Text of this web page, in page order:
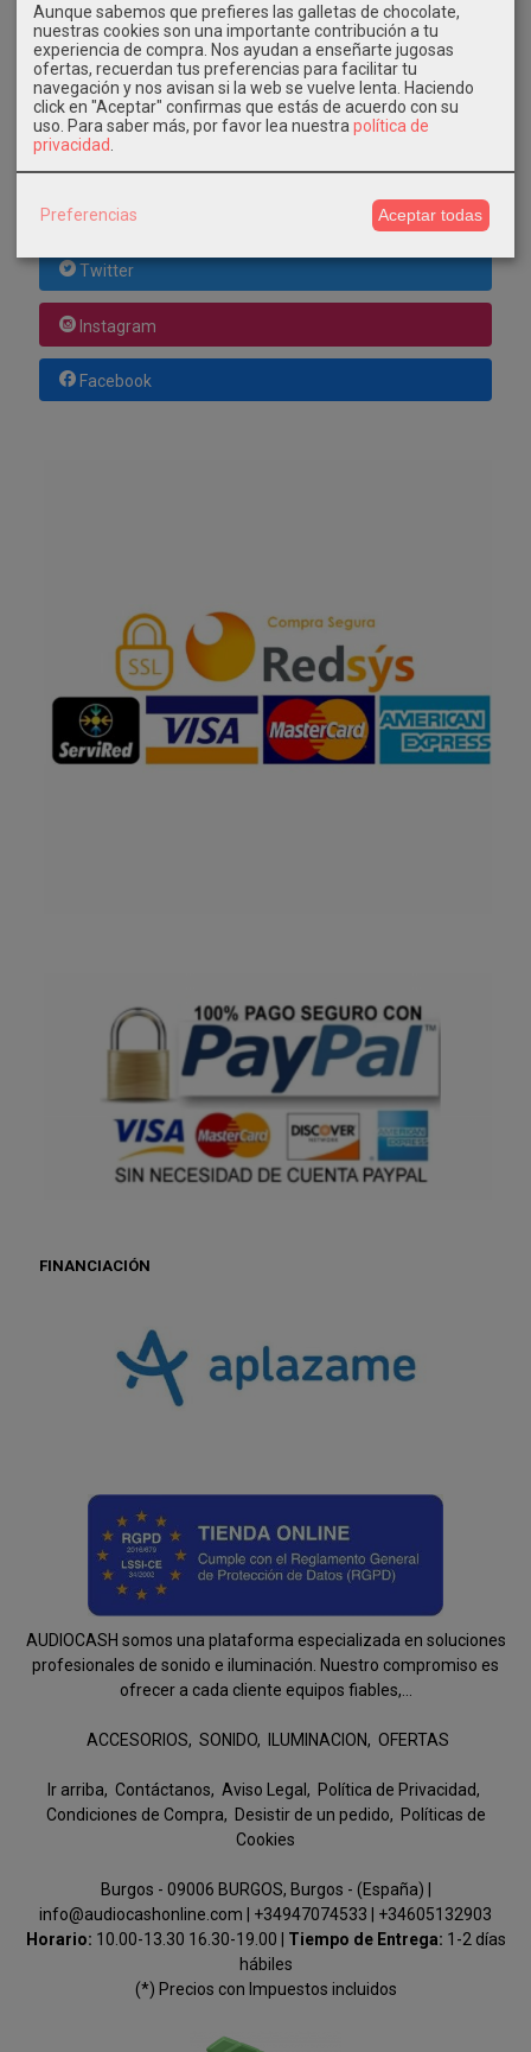
GRATIS *
Consultar Destinos
TU CARRITO (0)
El carrito de la compra está vacío
REDES SOCIALES
Twitter
Instagram
Facebook
FINANCIACIÓN
AUDIOCASH somos una plataforma especializada en soluciones
profesionales de sonido e iluminación. Nuestro compromiso es
ofrecer a cada cliente equipos fiables,...
ACCESORIOS SONIDO ILUMINACION OFERTAS
Ir arriba Contáctanos Aviso Legal
Política de Privacidad
Condiciones de Compra
Desistir de un pedido
Políticas de
Cookies
Burgos - 09006 BURGOS, Burgos - (España) |
info@audiocashonline.com | +34947074533
+34605132903
Horario: 10.00-13.30 16.30-19.00 | Tiempo de Entrega: 1-2 días
hábiles
(*) Precios con Impuestos incluidos
Aunque sabemos que prefieres las galletas de chocolate,
nuestras cookies son una importante contribución a tu
experiencia de compra. Nos ayudan a enseñarte jugosas
ofertas, recuerdan tus preferencias para facilitar tu
navegación y nos avisan si la web se vuelve lenta. Haciendo
click en "Aceptar" confirmas que estás de acuerdo con su
uso. Para saber más, por favor lea nuestra política de
privacidad
Preferencias Aceptar todas